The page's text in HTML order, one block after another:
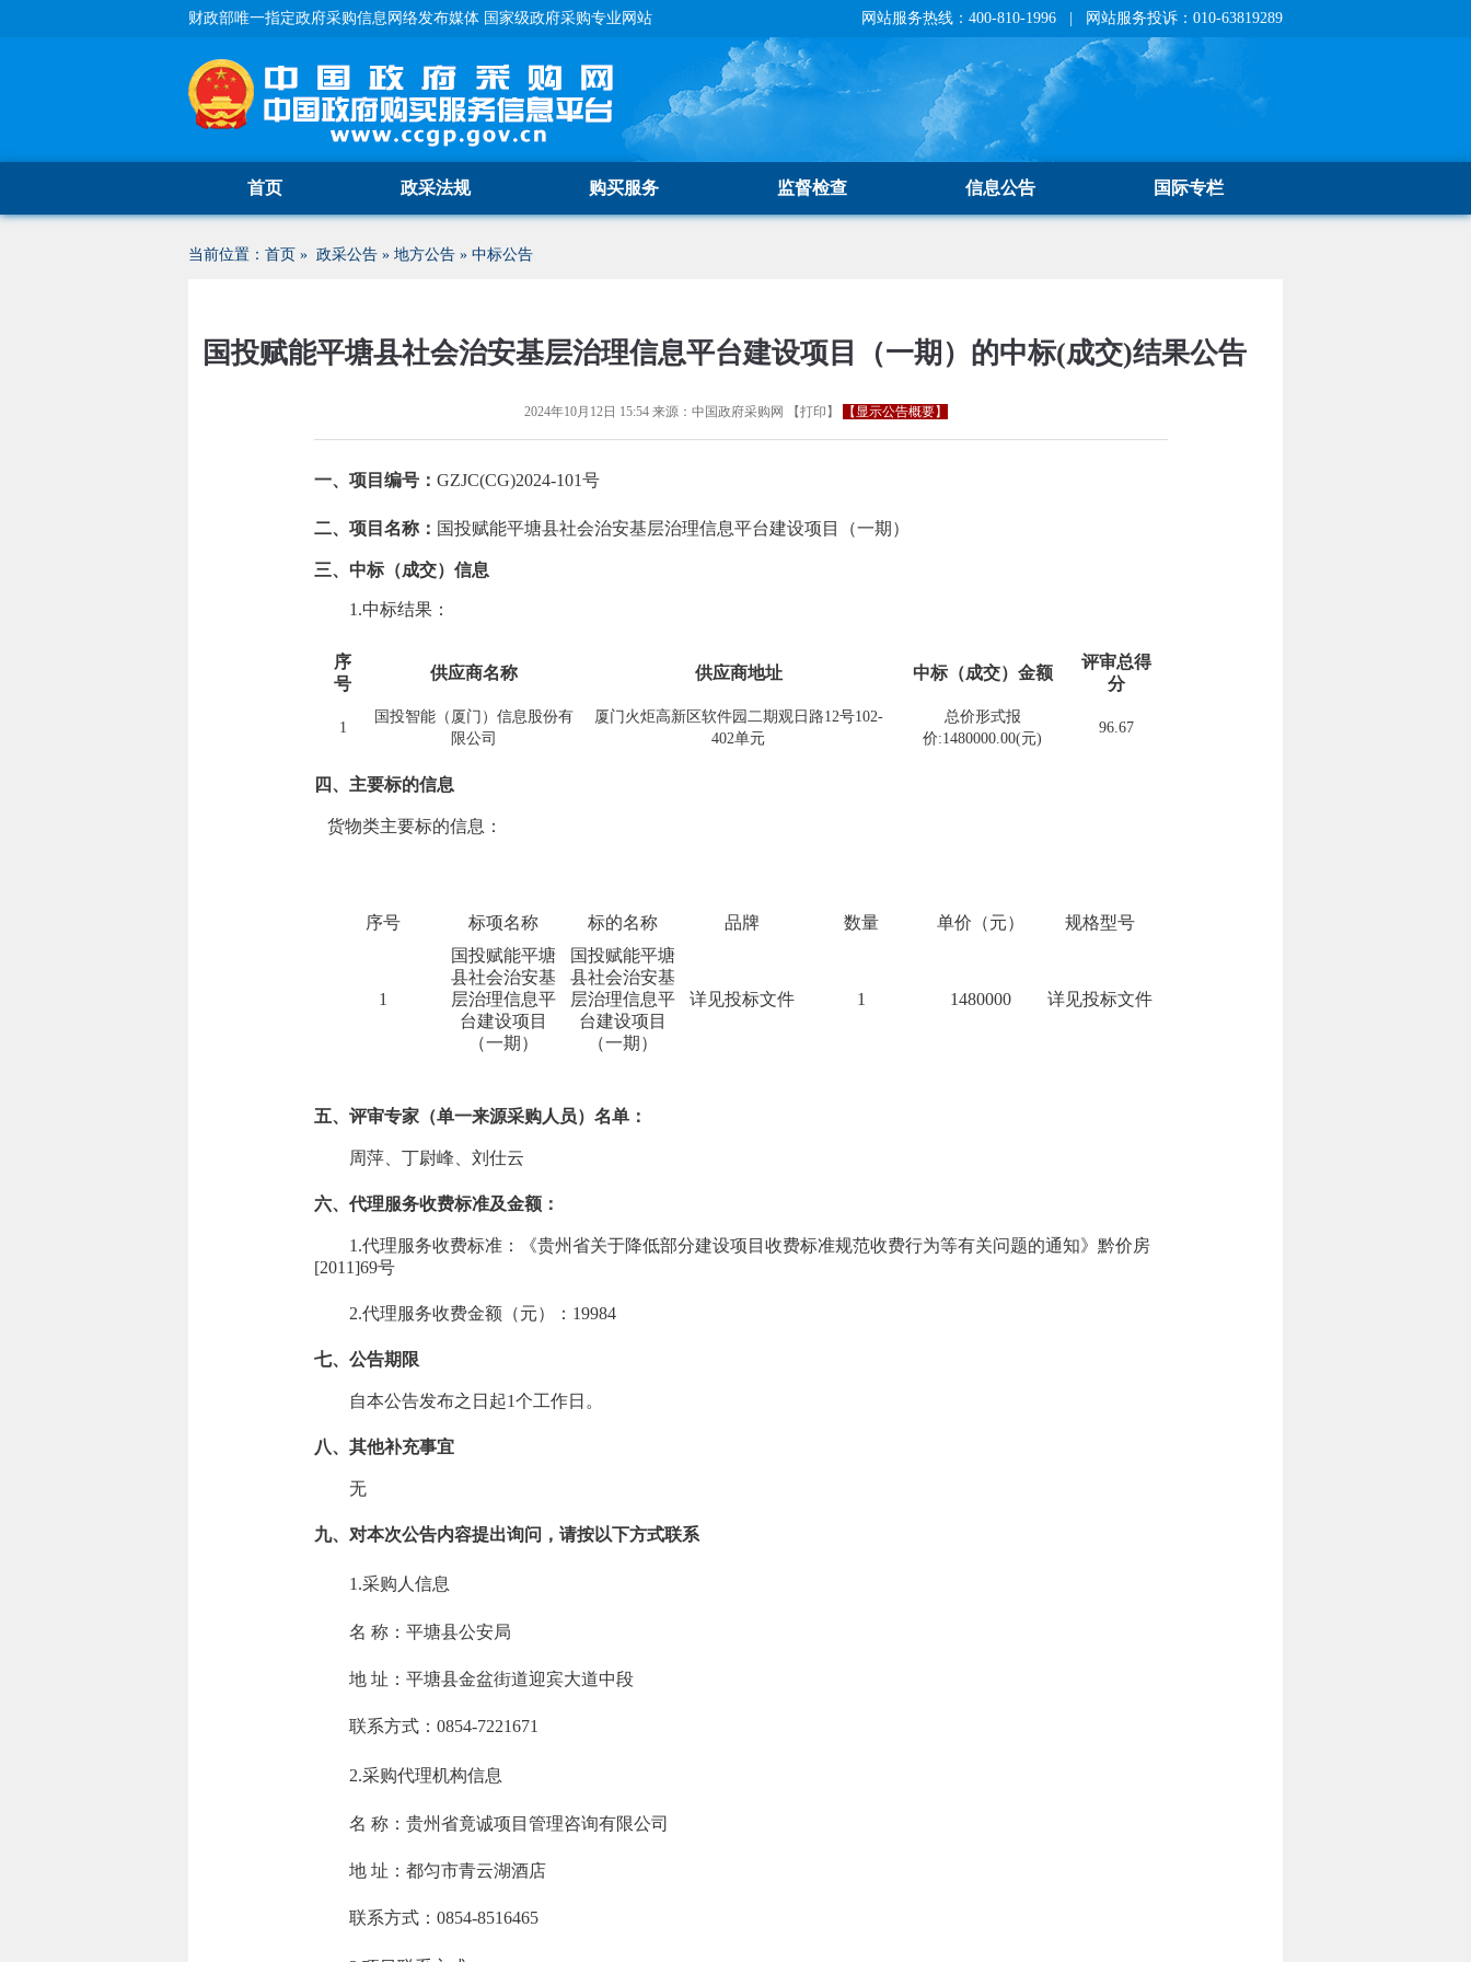
财政部唯一指定政府采购信息网络发布媒体 国家级政府采购专业网站 网站服务热线：400-810-1996 | 网站服务投诉：010-63819289
首页 政采法规 购买服务 监督检查 信息公告 国际专栏
当前位置： 首页 » 政采公告 » 地方公告 » 中标公告
国投赋能平塘县社会治安基层治理信息平台建设项目（一期）的中标(成交)结果公告
2024年10月12日 15:54来源： 中国政府采购网 【打印 】 【显示公告概要】
一、项目编号： GZJC(CG)2024-101号
二、项目名称： 国投赋能平塘县社会治安基层治理信息平台建设项目（一期）
三、中标（成交）信息
1.中标结果：
序
号
供应商名称 供应商地址 中标（成交）金额
评审总得
分
1
国投智能（厦门）信息股份有
限公司
厦门火炬高新区软件园二期观日路12号102-
402单元
总价形式报
价:1480000.00(元)
96.67
四、主要标的信息
货物类主要标的信息：
序号 标项名称 标的名称 品牌 数量 单价（元） 规格型号
1
国投赋能平塘
县社会治安基
层治理信息平
台建设项目
（一期）
国投赋能平塘
县社会治安基
层治理信息平
台建设项目
（一期）
详见投标文件 1 1480000 详见投标文件
五、评审专家（单一来源采购人员）名单：
周萍、丁尉峰、刘仕云
六、代理服务收费标准及金额：
1.代理服务收费标准：
《贵州省关于降低部分建设项目收费标准规范收费行为等有关问题的通知》黔价房
[2011]69号
2.代理服务收费金额（元）： 19984
七、公告期限
自本公告发布之日起1个工作日。
八、其他补充事宜
无
九、对本次公告内容提出询问，请按以下方式联系
1.采购人信息
名 称： 平塘县公安局
地 址： 平塘县金盆街道迎宾大道中段
联系方式： 0854-7221671
2.采购代理机构信息
名 称： 贵州省竟诚项目管理咨询有限公司
地 址： 都匀市青云湖酒店
联系方式： 0854-8516465